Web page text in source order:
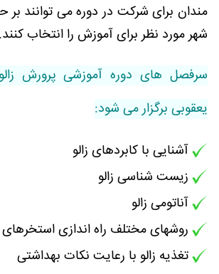
مندان برای شرکت در دوره می توانند
شهر مورد نظر برای آموزش را انتخاب کنند.
سرفصل های دوره آموزشی پرورش
یعقوبی برگزار می شود:
آشنایی با کابردهای زالو
زیست شناسی زالو
آناتومی زالو
روشهای مختلف راه اندازی استخرهای
تغذیه زالو با رعایت نکات بهداشتی